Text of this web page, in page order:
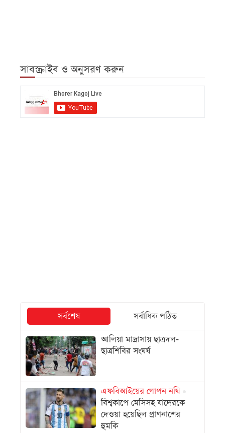
সাবস্ক্রাইব ও অনুসরণ করুন
সর্বশেষ
সর্বাধিক পঠিত
আলিয়া মাদ্রাসায় ছাত্রদল-
ছাত্রশিবির সংঘর্ষ
এফবিআইয়ের গোপন নথি
বিশ্বকাপে মেসিসহ যাদেরকে
দেওয়া হয়েছিল প্রাণনাশের
হুমকি